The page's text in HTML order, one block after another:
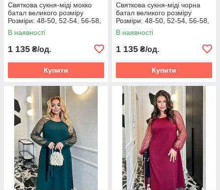
Святкова сукня-міді мокко
батал великого розміру
Розміри: 48-50, 52-54, 56-58,
60-62
В наявності
1 135 ₴/од.
Купити
Святкова сукня-міді чорна
батал великого розміру
Розміри: 48-50, 52-54, 56-58,
60-62
В наявності
1 135 ₴/од.
Купити